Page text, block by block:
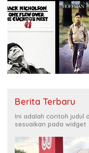
Berita Terbaru
Ini adalah contoh judul
sesuaikan pada widget